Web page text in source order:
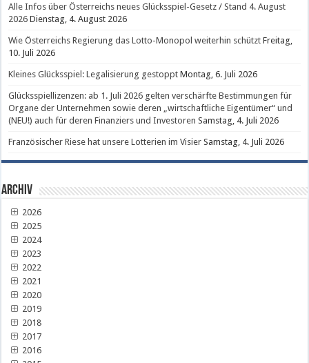
Alle Infos über Österreichs neues Glücksspiel-Gesetz / Stand 4. August
2026 Dienstag, 4. August 2026
Wie Österreichs Regierung das Lotto-Monopol weiterhin schützt Freitag,
10. Juli 2026
Kleines Glücksspiel: Legalisierung gestoppt Montag, 6. Juli 2026
Glücksspiellizenzen: ab 1. Juli 2026 gelten verschärfte Bestimmungen für
Organe der Unternehmen sowie deren „wirtschaftliche Eigentümer“ und
(NEU!) auch für deren Finanziers und Investoren Samstag, 4. Juli 2026
Französischer Riese hat unsere Lotterien im Visier Samstag, 4. Juli 2026
Archiv
2026
2025
2024
2023
2022
2021
2020
2019
2018
2017
2016